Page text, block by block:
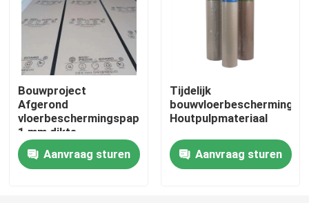
Het Document van de bouwvloerbedekking
Het Document van de kartondruk
Waterdichte Bevloeringsbladen
Tijdelijke Beschermende Vloerbedekking
Bouwproject
Afgerond
vloerbeschermingspapier
1 mm dikte
Recycleerbaar
Aanvraag sturen
Tijdelijk
Houtpulpmateriaal
Aanvraag sturen